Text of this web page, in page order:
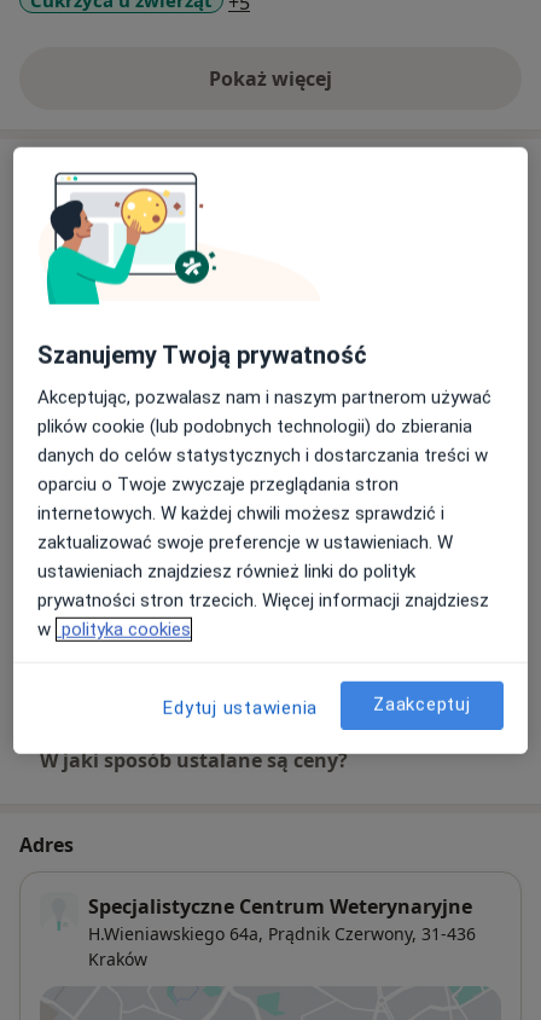
Pokaż więcejo doświadczeniu
Usługi i ceny
Badanie RTG zwierząt
Szczegóły
Chirurgia ogólna zwierząt
Szczegóły
Dermatologia zwierząt
Szczegóły
Diagnostyka chorób zwierząt
Szczegóły
ECHO serca zwierząt
Szczegóły
W jaki sposób ustalane są ceny?
Adres
Specjalistyczne Centrum Weterynaryjne
H.Wieniawskiego 64a, Prądnik Czerwony, 31-436
Kraków
Szanujemy Twoją prywatność
Akceptując, pozwalasz nam i naszym partnerom używać
plików cookie (lub podobnych technologii) do zbierania
danych do celów statystycznych i dostarczania treści w
oparciu o Twoje zwyczaje przeglądania stron
internetowych. W każdej chwili możesz sprawdzić i
zaktualizować swoje preferencje w ustawieniach. W
ustawieniach znajdziesz również linki do polityk
prywatności stron trzecich. Więcej informacji znajdziesz
w polityka cookies
Edytuj ustawienia Zaakceptuj